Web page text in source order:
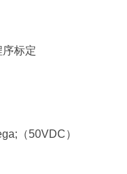
标定
（50VDC）